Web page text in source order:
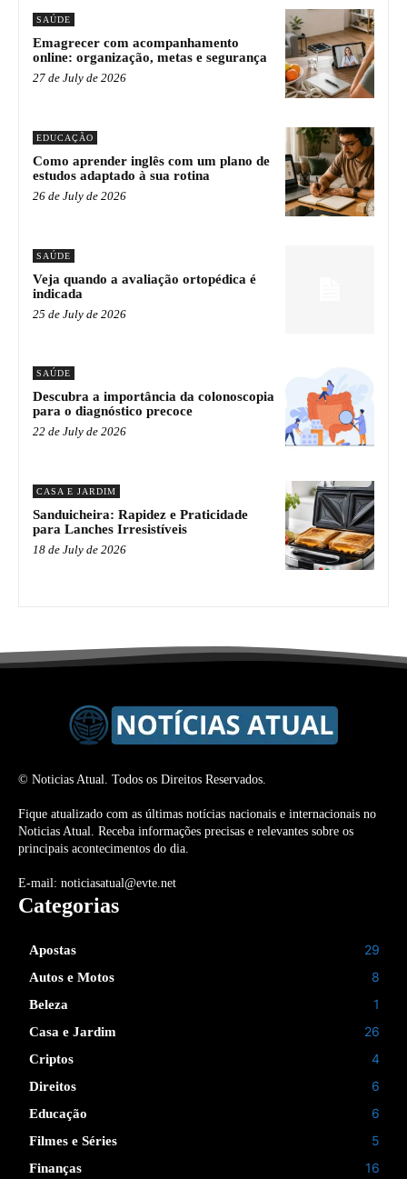
SAÚDE
Emagrecer com acompanhamento
online: organização, metas e segurança
27 de July de 2026
EDUCAÇÃO
Como aprender inglês com um plano de
estudos adaptado à sua rotina
26 de July de 2026
SAÚDE
Veja quando a avaliação ortopédica é
indicada
25 de July de 2026
SAÚDE
Descubra a importância da colonoscopia
para o diagnóstico precoce
22 de July de 2026
CASA E JARDIM
Sanduicheira: Rapidez e Praticidade
para Lanches Irresistíveis
18 de July de 2026
© Noticias Atual. Todos os Direitos Reservados.
Fique atualizado com as últimas notícias nacionais e internacionais no
Noticias Atual. Receba informações precisas e relevantes sobre os
principais acontecimentos do dia.
E-mail: noticiasatual@evte.net
Categorias
Apostas 29
Autos e Motos 8
Beleza 1
Casa e Jardim 26
Criptos 4
Direitos 6
Educação 6
Filmes e Séries 5
Finanças 16